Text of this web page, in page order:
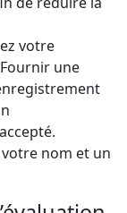
votre
une
nom et un